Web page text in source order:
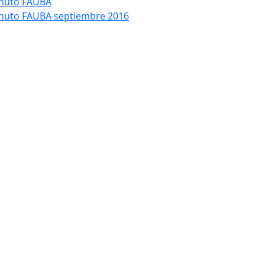
FAUBA septiembre 2016